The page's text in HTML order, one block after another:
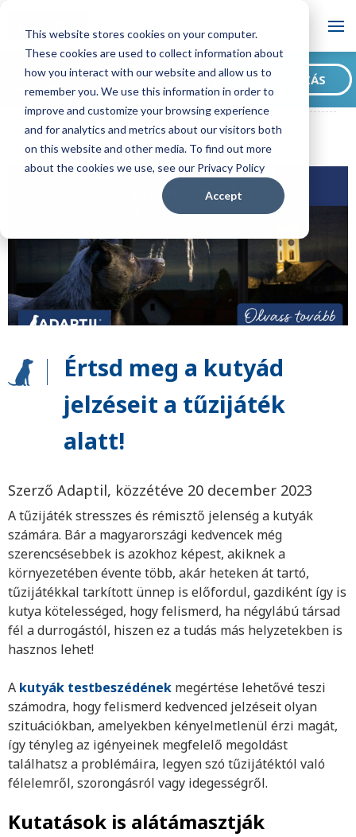
This website stores cookies on your computer.
These cookies are used to collect information about
how you interact with our website and allow us to
remember you. We use this information in order to
improve and customize your browsing experience
and for analytics and metrics about our visitors both
on this website and other media. To find out more
about the cookies we use, see our Privacy Policy
Accept
Blog
ADAPTIL HU Blog Értsd meg a kutyád jelzéseit a tűzijáték alatt!
Szeretne feliratkozni
blogunkra? FELIRATKOZÁS
Értsd meg a kutyád
jelzéseit a tűzijáték
alatt!
Szerző Adaptil, közzétéve 20 december 2023
A tűzijáték stresszes és rémisztő jelenség a kutyák
számára. Bár a magyarországi kedvencek még
szerencsésebbek is azokhoz képest, akiknek a
környezetében évente több, akár heteken át tartó,
tűzijátékkal tarkított ünnep is előfordul, gazdiként így is
kutya kötelességed, hogy felismerd, ha négylábú társad
fél a durrogástól, hiszen ez a tudás más helyzetekben is
hasznos lehet!
A kutyák testbeszédének megértése lehetővé teszi
számodra, hogy felismerd kedvenced jelzéseit olyan
szituációkban, amelyekben kényelmetlenül érzi magát,
így tényleg az igényeinek megfelelő megoldást
találhatsz a problémáira, legyen szó tűzijátéktól való
félelemről, szorongásról vagy idegességről.
Kutatások is alátámasztják